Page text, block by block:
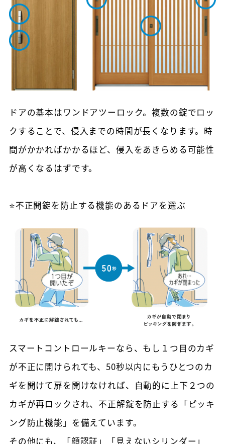
ドアの基本はワンドアツーロック。複数の錠でロッ
クすることで、侵入までの時間が長くなります。時
間がかかればかかるほど、侵入をあきらめる可能性
が高くなるはずです。
⭐不正開錠を防止する機能のあるドアを選ぶ
スマートコントロールキーなら、もし１つ目のカギ
が不正に開けられても、50秒以内にもうひとつのカ
ギを開けて扉を開けなければ、自動的に上下２つの
カギが再ロックされ、不正解錠を防止する「ピッキ
ング防止機能」を備えています。
その他にも、「顔認証」「見えないシリンダー」